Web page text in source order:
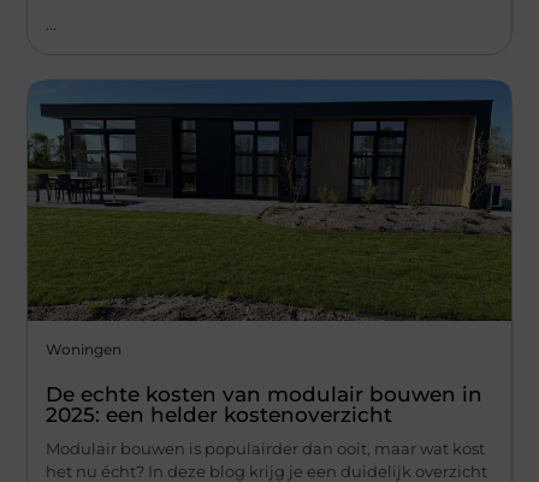
Woningen
De echte kosten van modulair bouwen in
2025: een helder kostenoverzicht
Modulair bouwen is populairder dan ooit, maar wat kost
het nu écht? In deze blog krijg je een duidelijk overzicht